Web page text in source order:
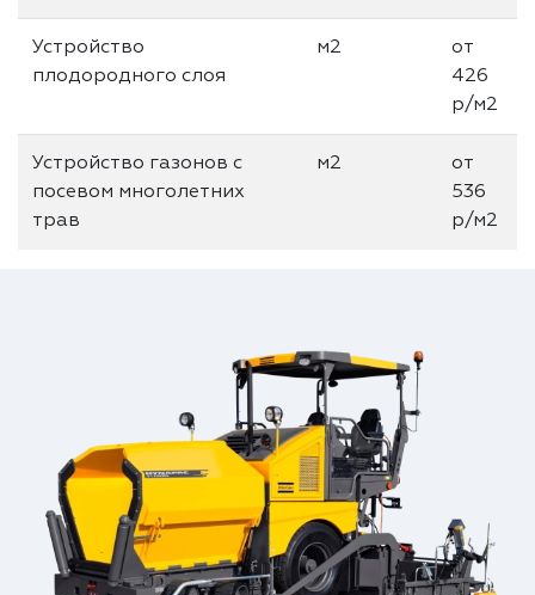
Устройство
плодородного слоя
м2
от
426
р/м2
Устройство газонов с
посевом многолетних
трав
м2
от
536
р/м2